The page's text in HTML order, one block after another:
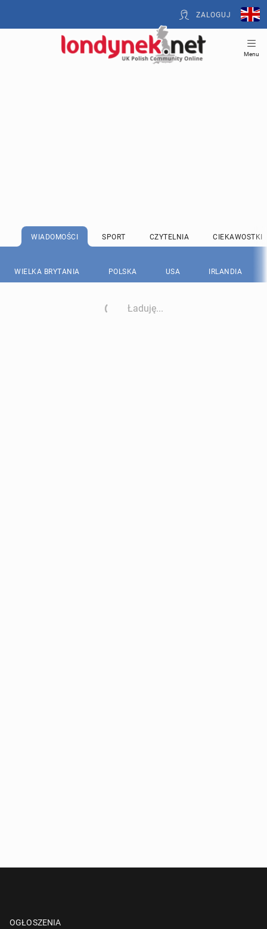
ZALOGUJ
Menu
WIADOMOŚCI SPORT CZYTELNIA CIEKAWOSTKI
WIELKA BRYTANIA POLSKA USA IRLANDIA
Ładuję...
OGŁOSZENIA